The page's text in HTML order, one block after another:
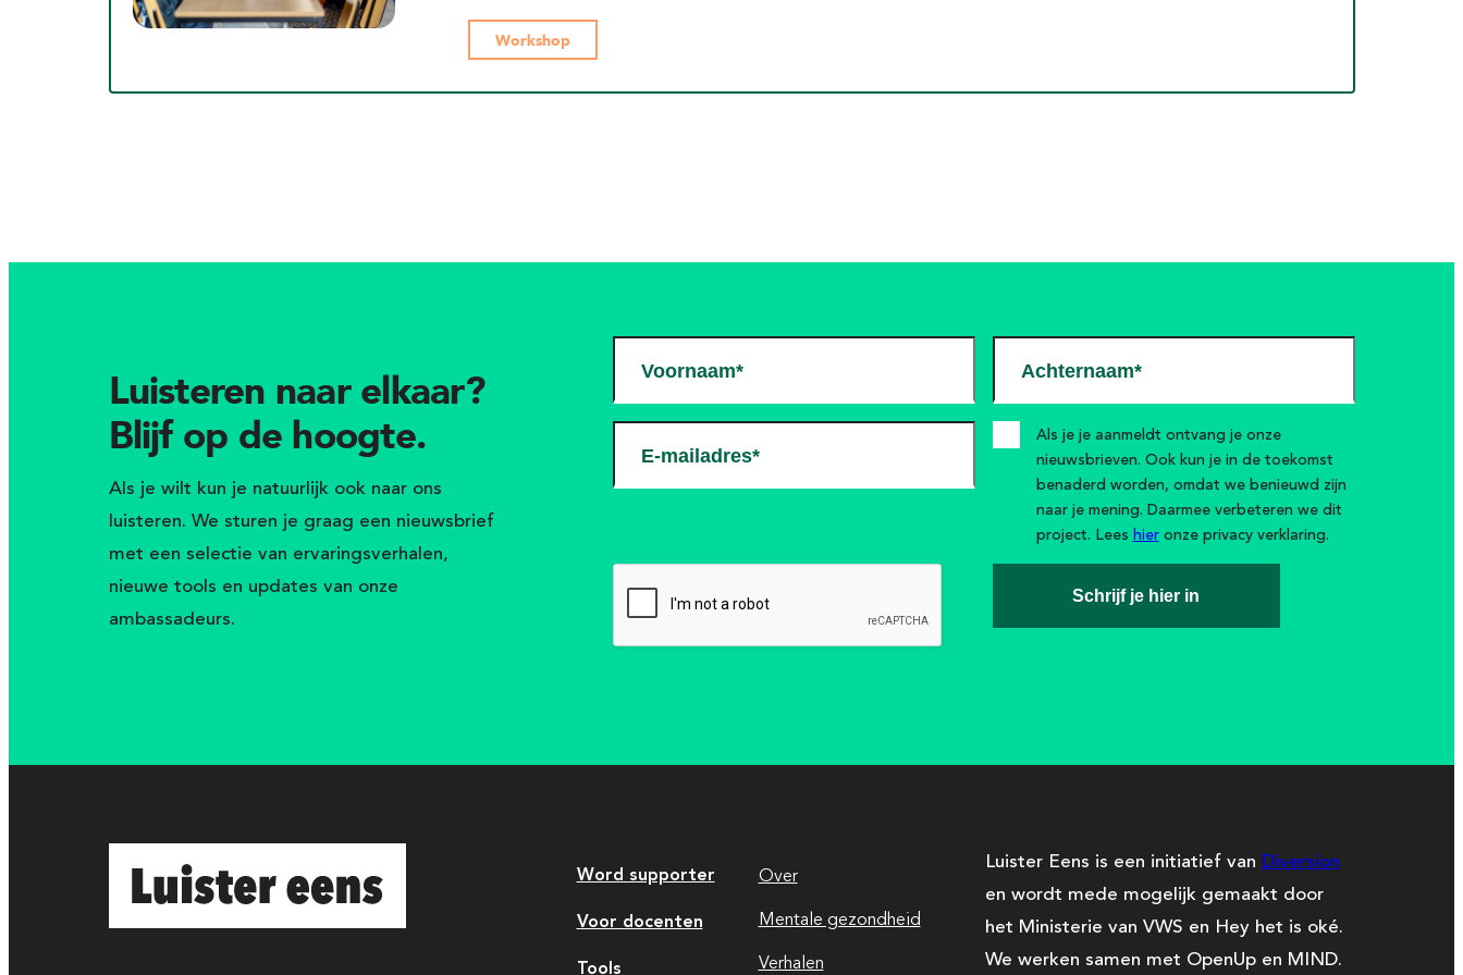
Workshop
Luisteren naar elkaar?
Blijf op de hoogte.
Als je wilt kun je natuurlijk ook naar ons
luisteren. We sturen je graag een nieuwsbrief
met een selectie van ervaringsverhalen,
nieuwe tools en updates van onze
ambassadeurs.
Als je je aanmeldt ontvang je onze
nieuwsbrieven. Ook kun je in de toekomst
benaderd worden, omdat we benieuwd zijn
naar je mening. Daarmee verbeteren we dit
project. Lees hieronze privacy verklaring.
Schrijf je hier in
Word supporter
Voor docenten
Tools
Over
Mentale gezondheid
Verhalen
Luister Eens is een initiatief van Diversion
en wordt mede mogelijk gemaakt door
het Ministerie van VWS en Hey het is oké.
We werken samen met OpenUp en MIND.